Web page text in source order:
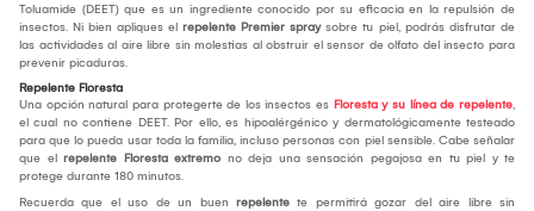
Toluamide (DEET) que es un ingrediente conocido por su eficacia en la repulsión de
insectos. Ni bien apliques el repelente Premier spraysobre tu piel, podrás disfrutar de
las actividades al aire libre sin molestias al obstruir el sensor de olfato del insecto para
prevenir picaduras.
Repelente Floresta
Una opción natural para protegerte de los insectos es Floresta y su línea de repelente,
el cual no contiene DEET. Por ello, es hipoalérgénico y dermatológicamente testeado
para que lo pueda usar toda la familia, incluso personas con piel sensible. Cabe señalar
que el repelente Floresta extremo no deja una sensación pegajosa en tu piel y te
protege durante 180 minutos.
Recuerda que el uso de un buen repelente te permitirá gozar del aire libre sin